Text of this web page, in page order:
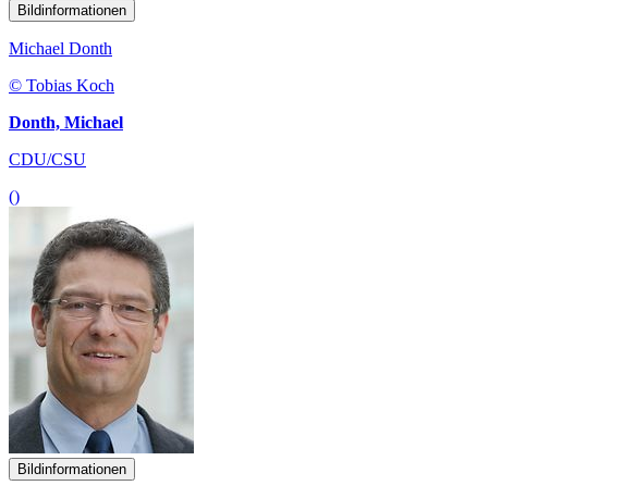
Bildinformationen
Michael Donth
© Tobias Koch
Donth, Michael
CDU/CSU
()
Bildinformationen